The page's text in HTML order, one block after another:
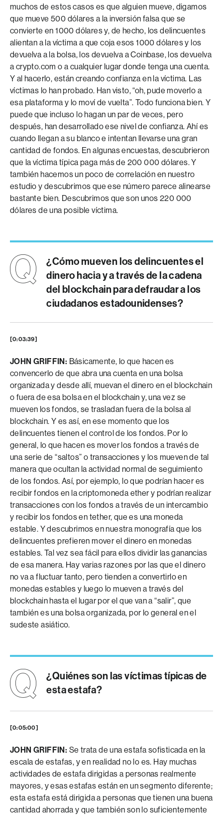
muchos de estos casos es que alguien mueve, digamos
que mueve 500 dólares a la inversión falsa que se
convierte en 1000 dólares y, de hecho, los delincuentes
alientan a la víctima a que coja esos 1000 dólares y los
devuelva a la bolsa, los devuelva a Coinbase, los devuelva
a crypto.com o a cualquier lugar donde tenga una cuenta.
Y al hacerlo, están creando confianza en la víctima. Las
víctimas lo han probado. Han visto, “oh, pude moverlo a
esa plataforma y lo moví de vuelta”. Todo funciona bien. Y
puede que incluso lo hagan un par de veces, pero
después, han desarrollado ese nivel de confianza. Ahí es
cuando llegan a su blanco e intentan llevarse una gran
cantidad de fondos. En algunas encuestas, descubrieron
que la víctima típica paga más de 200 000 dólares. Y
también hacemos un poco de correlación en nuestro
estudio y descubrimos que ese número parece alinearse
bastante bien. Descubrimos que son unos 220 000
dólares de una posible víctima.
¿Cómo mueven los delincuentes el
dinero hacia y a través de la cadena
del blockchain para defraudar a los
ciudadanos estadounidenses?
[0:03:39]
JOHN GRIFFIN: Básicamente, lo que hacen es
convencerlo de que abra una cuenta en una bolsa
organizada y desde allí, muevan el dinero en el blockchain
o fuera de esa bolsa en el blockchain y, una vez se
mueven los fondos, se trasladan fuera de la bolsa al
blockchain. Y es así, en ese momento que los
delincuentes tienen el control de los fondos. Por lo
general, lo que hacen es mover los fondos a través de
una serie de “saltos” o transacciones y los mueven de tal
manera que ocultan la actividad normal de seguimiento
de los fondos. Así, por ejemplo, lo que podrían hacer es
recibir fondos en la criptomoneda ether y podrían realizar
transacciones con los fondos a través de un intercambio
y recibir los fondos en tether, que es una moneda
estable. Y descubrimos en nuestra monografía que los
delincuentes prefieren mover el dinero en monedas
estables. Tal vez sea fácil para ellos dividir las ganancias
de esa manera. Hay varias razones por las que el dinero
no va a fluctuar tanto, pero tienden a convertirlo en
monedas estables y luego lo mueven a través del
blockchain hasta el lugar por el que van a “salir”, que
también es una bolsa organizada, por lo general en el
sudeste asiático.
¿Quiénes son las víctimas típicas de
esta estafa?
[0:05:00]
JOHN GRIFFIN: Se trata de una estafa sofisticada en la
escala de estafas, y en realidad no lo es. Hay muchas
actividades de estafa dirigidas a personas realmente
mayores, y esas estafas están en un segmento diferente;
esta estafa está dirigida a personas que tienen una buena
cantidad ahorrada y que también son lo suficientemente